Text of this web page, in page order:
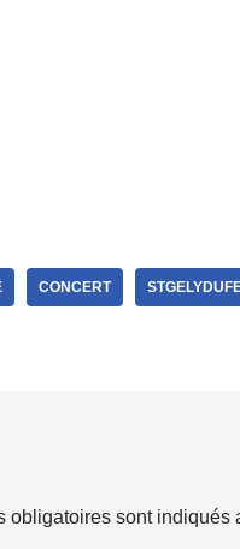
CONCERT
obligatoires sont indiqués